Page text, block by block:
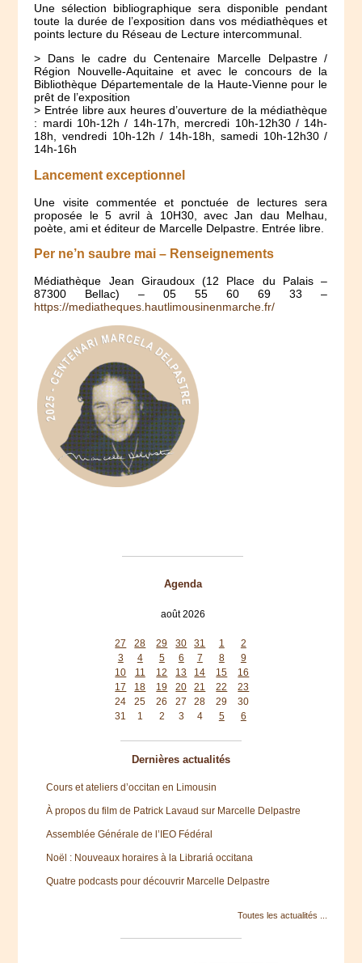
Une sélection bibliographique sera disponible pendant
toute la durée de l’exposition dans vos médiathèques et
points lecture du Réseau de Lecture intercommunal.
> Dans le cadre du Centenaire Marcelle Delpastre /
Région Nouvelle-Aquitaine et avec le concours de la
Bibliothèque Départementale de la Haute-Vienne pour le
prêt de l’exposition
> Entrée libre aux heures d’ouverture de la médiathèque
: mardi 10h-12h / 14h-17h, mercredi 10h-12h30 / 14h-
18h, vendredi 10h-12h / 14h-18h, samedi 10h-12h30 /
14h-16h
Lancement exceptionnel
Une visite commentée et ponctuée de lectures sera
proposée le 5 avril à 10H30, avec Jan dau Melhau,
poète, ami et éditeur de Marcelle Delpastre. Entrée libre.
Per ne’n saubre mai – Renseignements
Médiathèque Jean Giraudoux (12 Place du Palais –
87300 Bellac) – 05 55 60 69 33 –
https://mediatheques.hautlimousinenmarche.fr/
Agenda
août 2026
27
28 29 30 31 1
2
3
4 5 6 7 8
9
10
11 12 13 14 15
16
17
18 19 20 21 22
23
24
25 26 27 28 29
30
31
1 2 3 4 5 6
Dernières actualités
Cours et ateliers d’occitan en Limousin
À propos du film de Patrick Lavaud sur Marcelle Delpastre
Assemblée Générale de l’IEO Fédéral
Noël : Nouveaux horaires à la Librariá occitana
Quatre podcasts pour découvrir Marcelle Delpastre
Toutes les actualités ...